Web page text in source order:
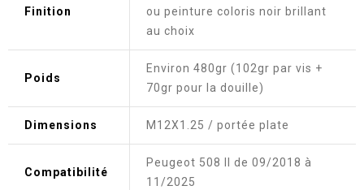
Finition
ou peinture coloris noir brillant
au choix
Poids
Environ 480gr (102gr par vis +
70gr pour la douille)
Dimensions M12X1.25 / portée plate
Compatibilité
Peugeot 508 II de 09/2018 à
11/2025